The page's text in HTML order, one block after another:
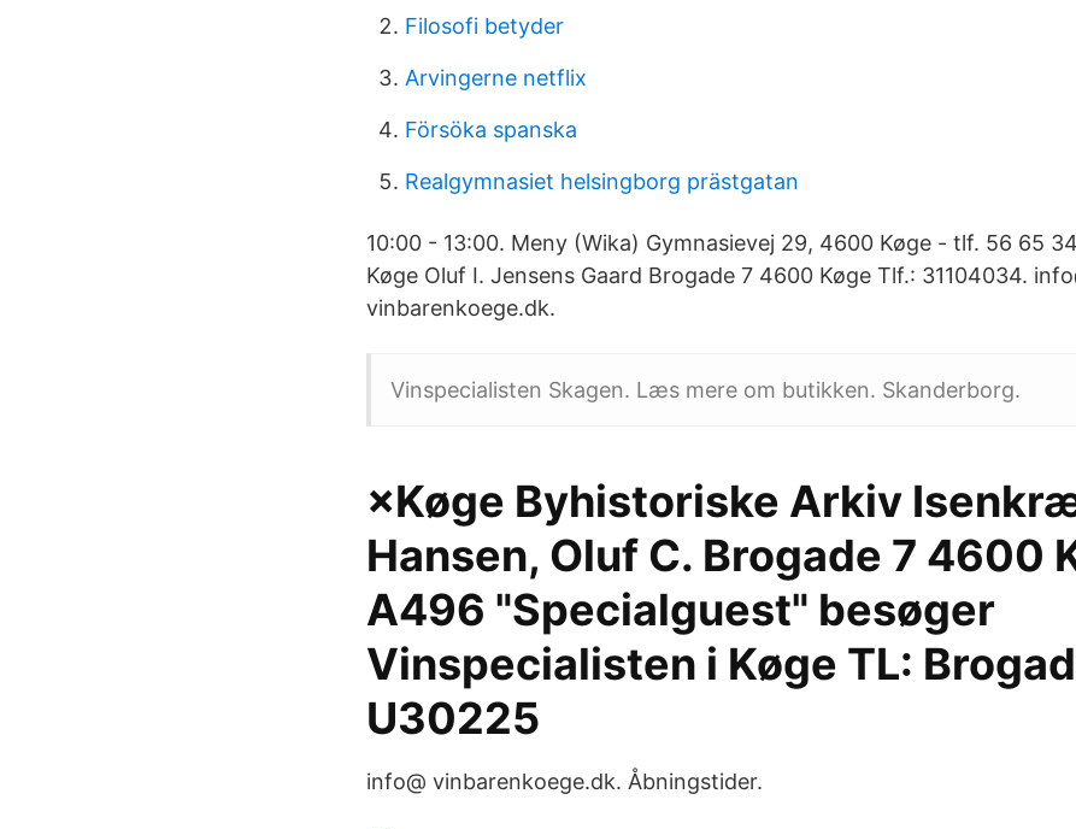
Filosofi betyder
Arvingerne netflix
Försöka spanska
Realgymnasiet helsingborg prästgatan
10:00 - 13:00. Meny (Wika) Gymnasievej 29, 4600 Køge - tlf. 56 65
Køge Oluf I. Jensens Gaard Brogade 7 4600 Køge Tlf.: 31104034.
vinbarenkoege.dk.
Vinspecialisten Skagen. Læs mere om butikken. Skanderborg.
×Køge Byhistoriske Arkiv
Hansen, Oluf C. Brogade 7 4600
A496 "Specialguest" besøger
Vinspecialisten i Køge TL:
U30225
info@ vinbarenkoege.dk. Åbningstider.